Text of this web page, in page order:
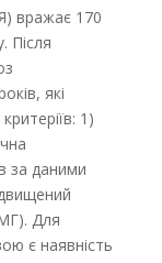
вражає 170
Після
які
1)
за даними
Для
є наявність